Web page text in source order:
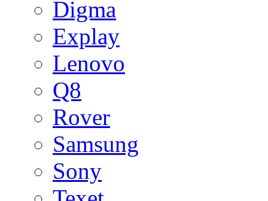
Digma
Explay
Lenovo
Q8
Rover
Samsung
Sony